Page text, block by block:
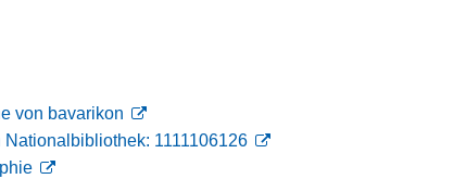
von bavarikon
1111106126